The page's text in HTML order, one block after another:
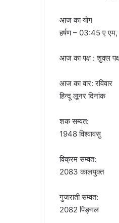
आज का योग
हर्षण – 03:45ए एम,
आज का पक्ष : शुक्ल
आज का वार: रविवार
हिन्दू लूनर दिनांक
शक सम्वत:
1948 विश्वावसु
विक्रम सम्वत:
2083 कालयुक्त
गुजराती सम्वत:
2082 पिङ्गल